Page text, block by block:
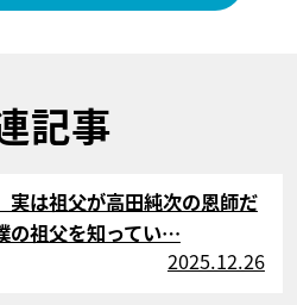
記事
実は祖父が高田純次の恩師だ
の祖父を知ってい…
2025.12.26